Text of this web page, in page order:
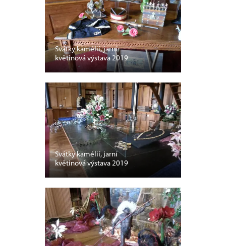
Svátky kamélií, jarní
květinová výstava 2019
Svátky kamélií, jarní
květinová výstava 2019